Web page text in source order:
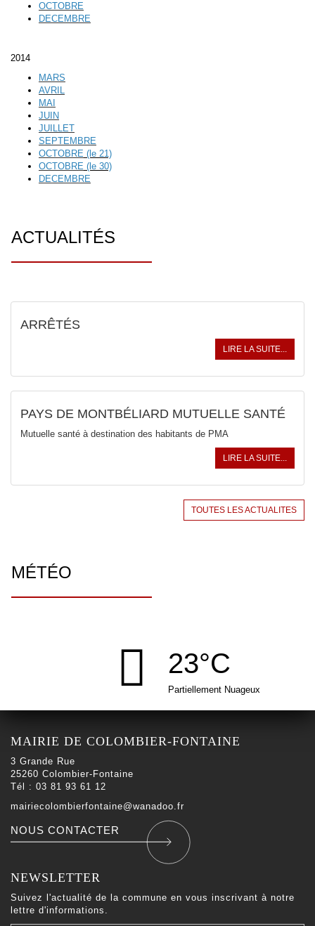
OCTOBRE
DECEMBRE
2014
MARS
AVRIL
MAI
JUIN
JUILLET
SEPTEMBRE
OCTOBRE (le 21)
OCTOBRE (le 30)
DECEMBRE
ACTUALITÉS
ARRÊTÉS
LIRE LA SUITE...
PAYS DE MONTBÉLIARD MUTUELLE SANTÉ
Mutuelle santé à destination des habitants de PMA
LIRE LA SUITE...
TOUTES LES ACTUALITES
MÉTÉO
23°C
Partiellement Nuageux
MAIRIE DE COLOMBIER-FONTAINE
3 Grande Rue
25260 Colombier-Fontaine
Tél : 03 81 93 61 12
mairiecolombierfontaine@wanadoo.fr
NOUS CONTACTER
NEWSLETTER
Suivez l'actualité de la commune en vous inscrivant à notre
lettre d'informations.